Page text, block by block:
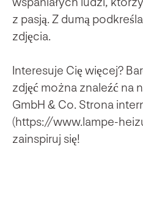
z pasją. Z dumą
zdjęcia.
Interesuje Cię więcej?
zdjęć można znaleźć na
GmbH & Co. Strona
(https://www.lampe-
zainspiruj się!